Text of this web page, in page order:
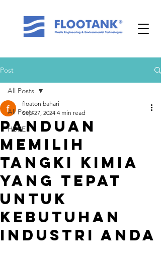
Post
All Posts
HDPE
All Posts
Panduan
Memilih
Tangki Kimia
yang Tepat
untuk
Kebutuhan
Industri Anda
floaton bahari
Sep 27, 2024 4 min read